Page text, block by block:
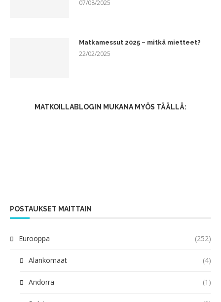
07/08/2025
Matkamessut 2025 – mitkä mietteet?
22/02/2025
MATKOILLABLOGIN MUKANA MYÖS TÄÄLLÄ:
POSTAUKSET MAITTAIN
Eurooppa (252)
Alankomaat (4)
Andorra (1)